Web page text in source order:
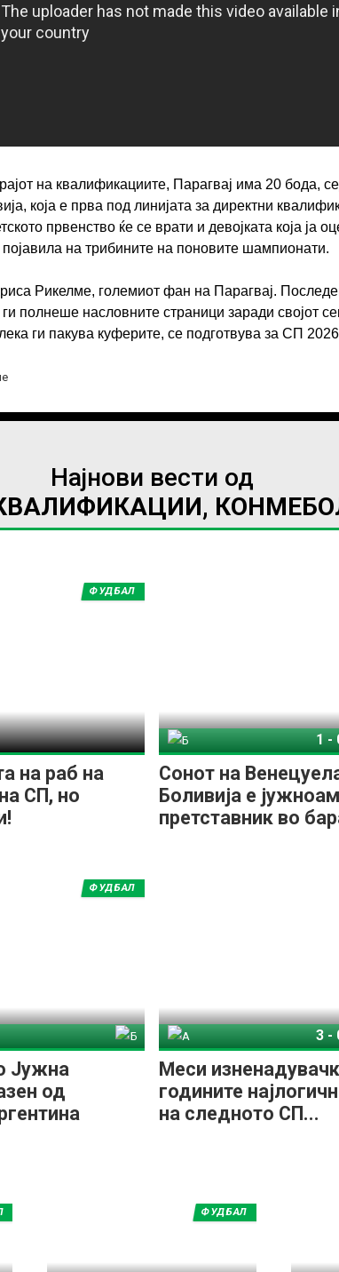
на квалификациите, Парагвај има 20 бода,
која е прва под линијата за директни
првенство ќе се врати и девојката која ја
појавила на трибините на поновите шампионати.
Рикелме, големиот фан на Парагвај.
полнеше насловните страници заради својот
ги пакува куферите, се подготвува за СП
Најнови вести од
на раб на
СП, но
ФУДБАЛ
Сонот на
Боливија е
претставник во
1-
Јужна
од
ФУДБАЛ
Меси
годините
на следното СП...
3-
ФУДБАЛ
ИМПРЕСУМ МАРКЕТИНГ
© 2016-2026
Сите права
репродукција или комерцијална употреба на текстови,